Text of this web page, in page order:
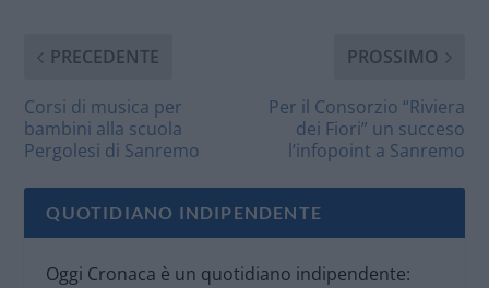
PRECEDENTE
Corsi di musica per
bambini alla scuola
Pergolesi di Sanremo
PROSSIMO
Per il Consorzio “Riviera
dei Fiori” un succeso
l’infopoint a Sanremo
QUOTIDIANO INDIPENDENTE
Oggi Cronaca è un quotidiano indipendente: